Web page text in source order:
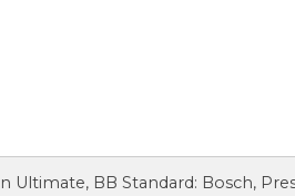
BB Standard: Bosch,